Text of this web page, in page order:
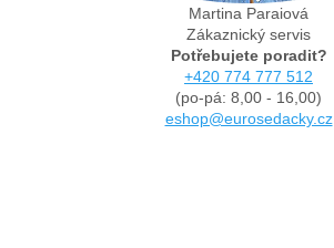
Martina Paraiová
Zákaznický servis
Potřebujete poradit?
+420 774 777 512
(po-pá: 8,00 - 16,00)
eshop@eurosedacky.cz